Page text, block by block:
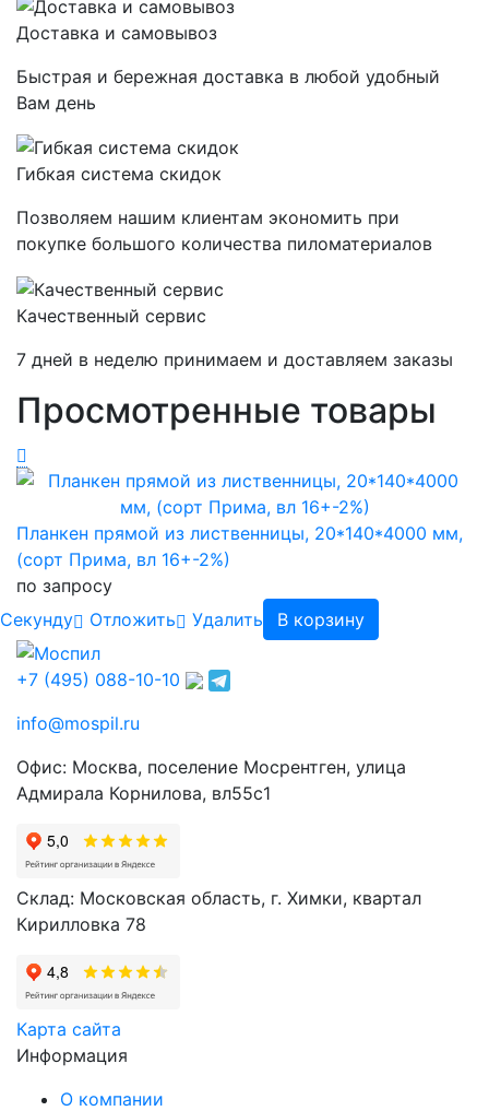
Доставка и самовывоз
Быстрая и бережная доставка в любой удобный
Вам день
Гибкая система скидок
Позволяем нашим клиентам экономить при
покупке большого количества пиломатериалов
Качественный сервис
7 дней в неделю принимаем и доставляем заказы
Просмотренные товары
Планкен прямой из лиственницы, 20*140*4000 мм,
(сорт Прима, вл 16+-2%)
по запросу
Cекунду
Отложить Удалить В корзину
+7 (495) 088-10-10
info@mospil.ru
Офис: Москва, поселение Мосрентген, улица
Адмирала Корнилова, вл55с1
Склад: Московская область, г. Химки, квартал
Кирилловка 78
Карта сайта
Информация
О компании